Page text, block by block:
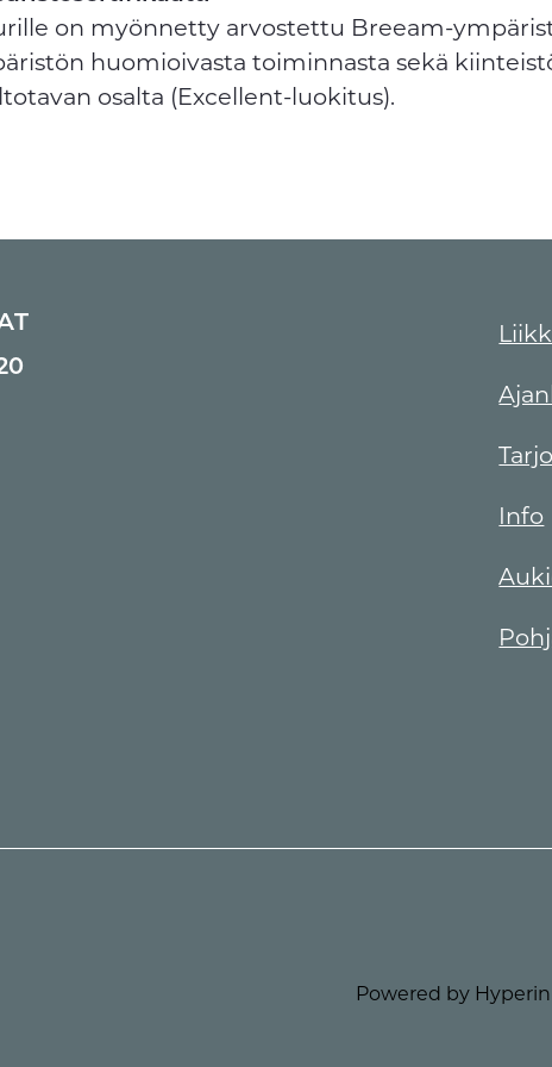
on myönnetty arvostettu Breeam-
huomioivasta toiminnasta sekä
osalta (Excellent-luokitus).
Info
Powered by Hyperin